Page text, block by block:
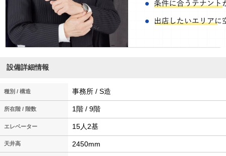
設備詳細情報
種別 / 構造 事務所 / S造
所在階 / 階数 1階 / 9階
エレベーター 15人2基
天井高 2450mm